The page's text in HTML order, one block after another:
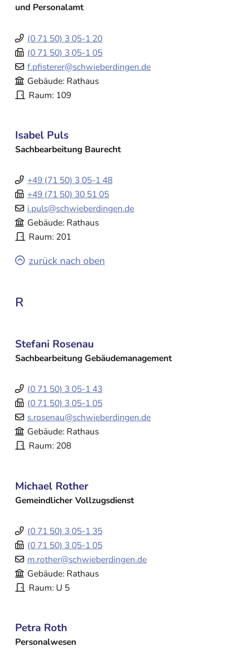
und Personalamt
(0 71 50) 3 05-1 20
(0 71 50) 3 05-1 05
f.pfisterer@schwieberdingen.de
Gebäude Rathaus
Raum 109
Isabel Puls
Sachbearbeitung Baurecht
+49 (71 50) 3 05-1 48
+49 (71 50) 30 51 05
i.puls@schwieberdingen.de
Gebäude Rathaus
Raum 201
zurück nach oben
R
Stefani Rosenau
Sachbearbeitung Gebäudemanagement
(0 71 50) 3 05-1 43
(0 71 50) 3 05-1 05
s.rosenau@schwieberdingen.de
Gebäude Rathaus
Raum 208
Michael Rother
Gemeindlicher Vollzugsdienst
(0 71 50) 3 05-1 35
(0 71 50) 3 05-1 05
m.rother@schwieberdingen.de
Gebäude Rathaus
Raum U 5
Petra Roth
Personalwesen